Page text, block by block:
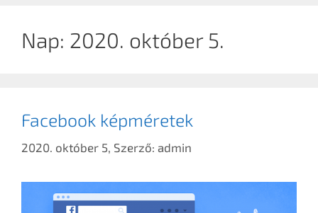
Nap: 2020. október 5.
Facebook képméretek
2020. október 5, Szerző: admin